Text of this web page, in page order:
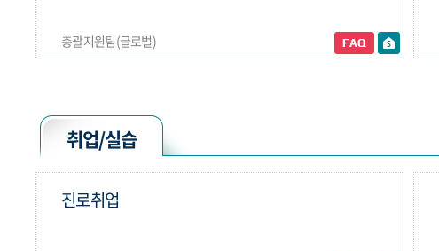
총괄지원팀(글로벌)
취업/실습
진로취업